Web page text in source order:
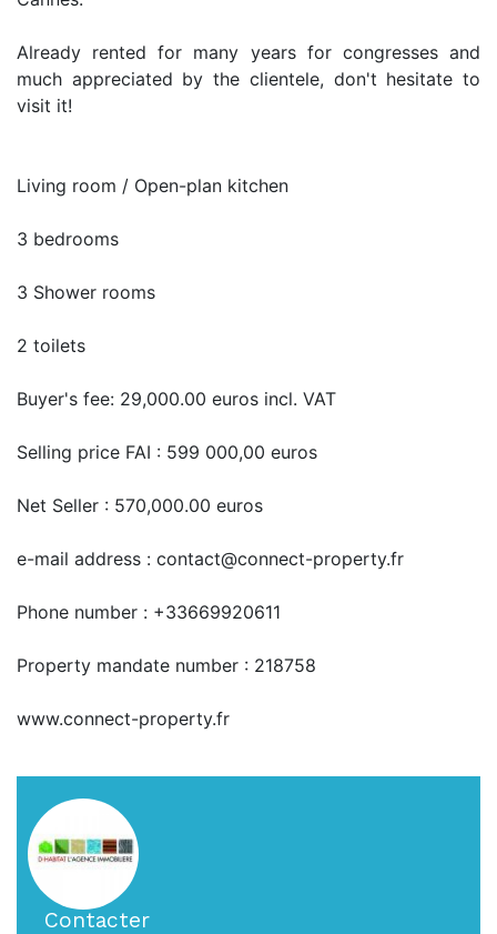
Already rented for many years for congresses and
much appreciated by the clientele, don't hesitate to
visit it!
Living room / Open-plan kitchen
3 bedrooms
3 Shower rooms
2 toilets
Buyer's fee: 29,000.00 euros incl. VAT
Selling price FAI : 599 000,00 euros
Net Seller : 570,000.00 euros
e-mail address : contact@connect-property.fr
Phone number : +33669920611
Property mandate number : 218758
www.connect-property.fr
Contacter